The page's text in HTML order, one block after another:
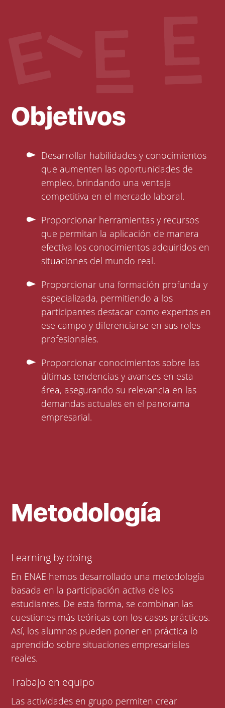
Objetivos
Desarrollar habilidades y conocimientos
que aumenten las oportunidades de
empleo, brindando una ventaja
competitiva en el mercado laboral.
Proporcionar herramientas y recursos
que permitan la aplicación de manera
efectiva los conocimientos adquiridos en
situaciones del mundo real.
Proporcionar una formación profunda y
especializada, permitiendo a los
participantes destacar como expertos en
ese campo y diferenciarse en sus roles
profesionales.
Proporcionar conocimientos sobre las
últimas tendencias y avances en esta
área, asegurando su relevancia en las
demandas actuales en el panorama
empresarial.
Metodología
Learning by doing
En ENAE hemos desarrollado una metodología
basada en la participación activa de los
estudiantes. De esta forma, se combinan las
cuestiones más teóricas con los casos prácticos.
Así, los alumnos pueden poner en práctica lo
aprendido sobre situaciones empresariales
reales.
Trabajo en equipo
Las actividades en grupo permiten crear